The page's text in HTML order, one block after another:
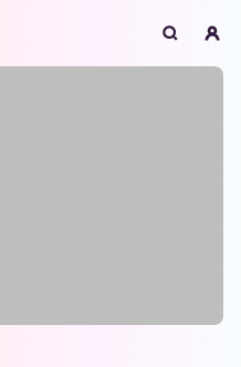
ondersteund